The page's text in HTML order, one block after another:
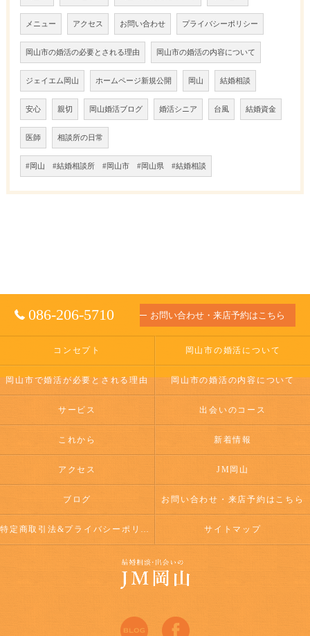
メニュー アクセス お問い合わせ プライバシーポリシー
岡山市の婚活の必要とされる理由 岡山市の婚活の内容について
ジェイエム岡山 ホームページ新規公開 岡山 結婚相談
安心 親切 岡山婚活ブログ 婚活シニア 台風 結婚資金
医師 相談所の日常
#岡山 #結婚相談所 #岡山市 #岡山県 #結婚相談
086-206-5710 お問い合わせ・来店予約はこちら
コンセプト 岡山市の婚活について
岡山市で婚活が必要とされる理由 岡山市の婚活の内容について
サービス 出会いのコース
これから 新着情報
アクセス JM岡山
ブログ お問い合わせ・来店予約はこちら
特定商取引法&プライバシーポリシー サイトマップ